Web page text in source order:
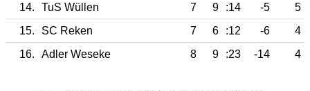
14.
TuS Wüllen 7 9 :14 -5
5
15.
SC Reken 7 6 :12 -6
4
16.
Adler Weseke 8 9 :23 -14 4